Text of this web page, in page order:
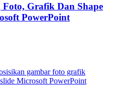
Grafik Dan Shape
PowerPoint